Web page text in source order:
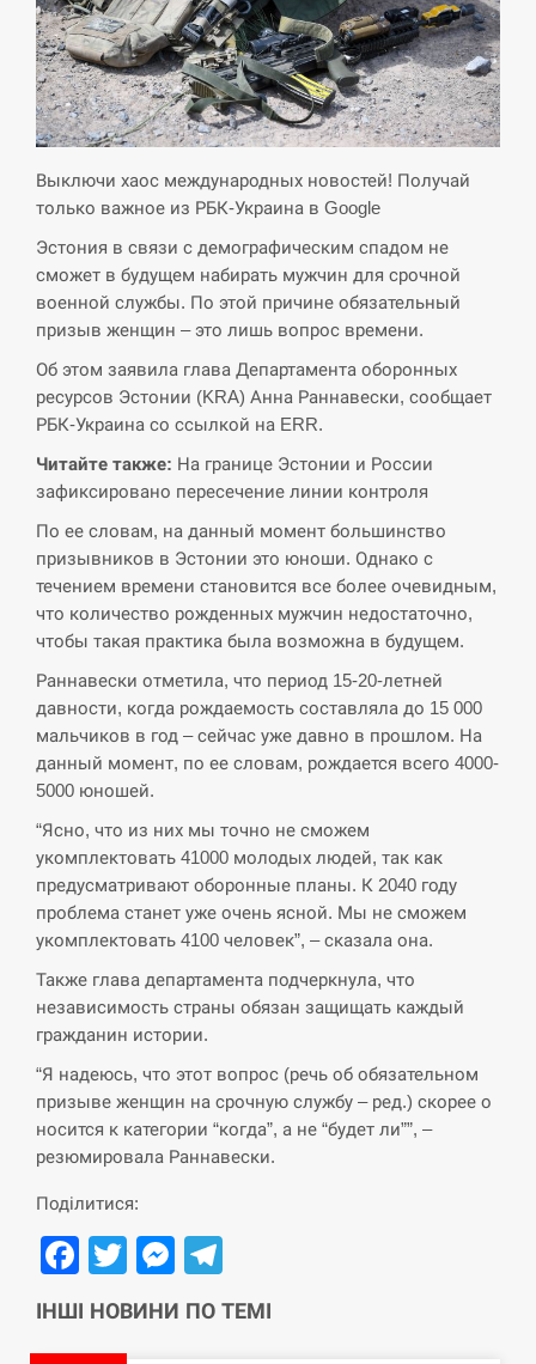
Выключи хаос международных новостей! Получай
только важное из РБК-Украина в Google
Эстония в связи с демографическим спадом не
сможет в будущем набирать мужчин для срочной
военной службы. По этой причине обязательный
призыв женщин – это лишь вопрос времени.
Об этом заявила глава Департамента оборонных
ресурсов Эстонии (KRA) Анна Раннавески, сообщает
РБК-Украина со ссылкой на ERR.
Читайте также: На границе Эстонии и России
зафиксировано пересечение линии контроля
По ее словам, на данный момент большинство
призывников в Эстонии это юноши. Однако с
течением времени становится все более очевидным,
что количество рожденных мужчин недостаточно,
чтобы такая практика была возможна в будущем.
Раннавески отметила, что период 15-20-летней
давности, когда рождаемость составляла до 15 000
мальчиков в год – сейчас уже давно в прошлом. На
данный момент, по ее словам, рождается всего 4000-
5000 юношей.
“Ясно, что из них мы точно не сможем
укомплектовать 41000 молодых людей, так как
предусматривают оборонные планы. К 2040 году
проблема станет уже очень ясной. Мы не сможем
укомплектовать 4100 человек”, – сказала она.
Также глава департамента подчеркнула, что
независимость страны обязан защищать каждый
гражданин истории.
“Я надеюсь, что этот вопрос (речь об обязательном
призыве женщин на срочную службу – ред.) скорее о
носится к категории “когда”, а не “будет ли””, –
резюмировала Раннавески.
Поділитися:
Facebook
TwitterMessenger
ІНШІ НОВИНИ ПО ТЕМІ